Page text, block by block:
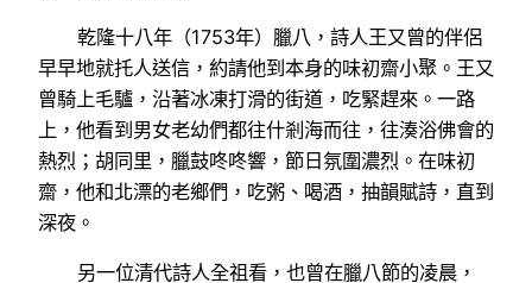
乾隆十八年（1753年）臘八，詩人王又曾的伴侶
早早地就托人送信，約請他到本身的味初齋小聚。王又
曾騎上毛驢，沿著冰凍打滑的街道，吃緊趕來。一路
上，他看到男女老幼們都往什剎海而往，往湊浴佛會的
熱烈；胡同里，臘鼓咚咚響，節日氛圍濃烈。在味初
齋，他和北漂的老鄉們，吃粥、喝酒，抽韻賦詩，直到
深夜。
另一位清代詩人全祖看，也曾在臘八節的凌晨，